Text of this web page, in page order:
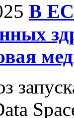
В ЕС